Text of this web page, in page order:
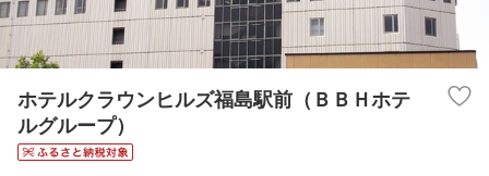
ホテルクラウンヒルズ福島駅前（ＢＢＨホテ
ルグループ）